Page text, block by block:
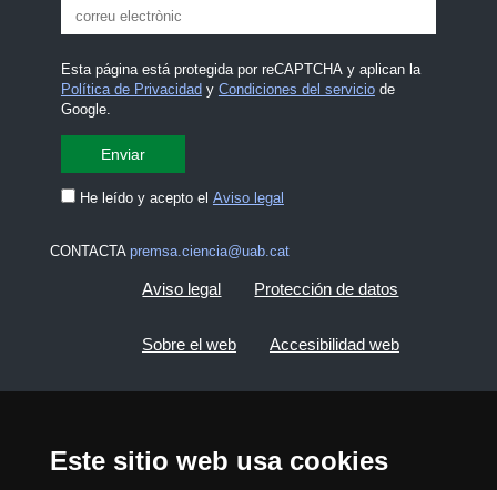
Este sitio web usa cookies
Esta página está protegida por reCAPTCHA y aplican la
Política de Privacidad y Condiciones del serviciode
Google.
He leído y acepto el Aviso legal
CONTACTA premsa.ciencia@uab.cat
Aviso legal Protección de datos
Sobre el web Accesibilidad web
2026 Divulga UAB - Commons Reconocimiento -